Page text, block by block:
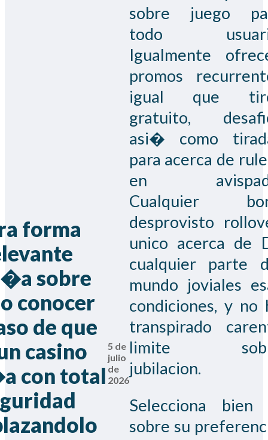
forma
sobre
conocer
de que
casino
con total
5 de
julio
de
2026
sobre juego
todo
Igualmente
promos
igual que
gratuito,
asi� como
para acerca de
en
Cualquier
desprovisto
unico acerca de
cualquier parte
mundo joviales
condiciones, y no
transpirado
limite
jubilacion.
Selecciona bien
sobre su